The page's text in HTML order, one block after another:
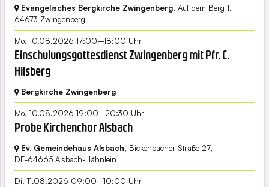
Evangelisches Bergkirche Zwingenberg, Auf dem Berg 1,
64673 Zwingenberg
Mo. 10.08.2026 17:00–18:00 Uhr
Einschulungsgottesdienst Zwingenberg mit Pfr. C.
Hilsberg
Bergkirche Zwingenberg
Mo. 10.08.2026 19:00–20:30 Uhr
Probe Kirchenchor Alsbach
Ev. Gemeindehaus Alsbach, Bickenbacher Straße 27,
DE-64665 Alsbach-Hähnlein
Di. 11.08.2026 09:00–10:00 Uhr